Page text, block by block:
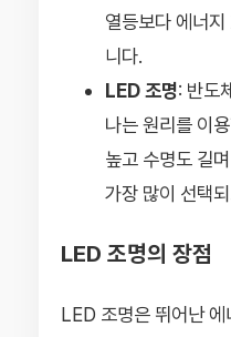
열등보다 에너
니다.
LED 조명: 반도
나는 원리를 이
높고 수명도 길
가장 많이 선택
LED 조명의 장점
LED 조명은 뛰어난